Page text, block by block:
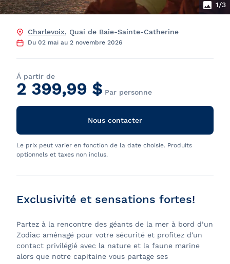
Charlevoix, Quai de Baie-Sainte-Catherine
Du 02 mai au 2 novembre 2026
1/3
Á partir de
2 399,99 $ Par personne
Nous contacter
Le prix peut varier en fonction de la date choisie. Produits
optionnels et taxes non inclus.
Exclusivité et sensations fortes!
Partez à la rencontre des géants de la mer à bord d’un
Zodiac aménagé pour votre sécurité et profitez d'un
contact privilégié avec la nature et la faune marine
alors que notre capitaine vous partage ses